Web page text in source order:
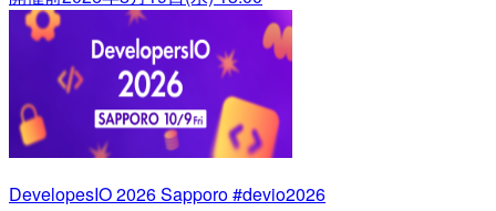
DevelopesIO 2026 Sapporo #devio2026